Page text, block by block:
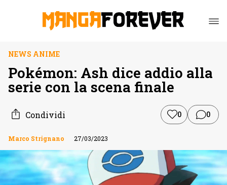
NEWS ANIME
Pokémon: Ash dice addio alla
serie con la scena finale
Condividi 0 0
Marco Strignano 27/03/2023